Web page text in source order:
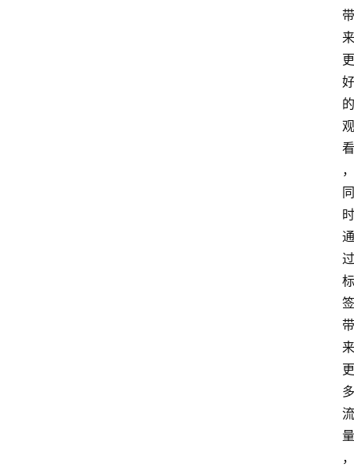
带
来
更
好
的
观
看
，
同
时
通
过
标
签
带
来
更
多
流
量
，